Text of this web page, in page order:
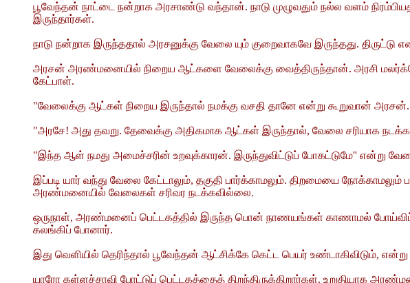
பூவேந்தன் நாட்டை நன்றாக அரசாண்டு வந்தான். நாடு முழுவதும் நல்ல வளம்
இருந்தார்கள்.
நாடு நன்றாக இருந்ததால் அரசனுக்கு வேலை யும் குறைவாகவே இருந்தது.
அரசன் அரண்மனையில் நிறைய ஆட்களை வேலைக்கு வைத்திருந்தான். அரசி
கேட்பாள்.
"வேலைக்கு ஆட்கள் நிறைய இருந்தால் நமக்கு வசதி தானே என்று கூறுவான் அரசன்.
"அரசே! அது தவறு. தேவைக்கு அதிகமாக ஆட்கள் இருந்தால், வேலை சரியாக
"இந்த ஆள் நமது அமைச்சரின் உறவுக்காரன். இருந்துவிட்டுப் போகட்டுமே'' என்று
இப்படி யார் வந்து வேலை கேட்டாலும், தகுதி பார்க்காமலும். திறமையை
அரண்மனையில் வேலைகள் சரிவர நடக்கவில்லை.
ஒருநாள், அரண்மனைப் பெட்டகத்தில் இருந்த பொன் நாணயங்கள் காணாமல்
கலங்கிப் போனார்.
இது வெளியில் தெரிந்தால் பூவேந்தன் ஆட்சிக்கே கெட்ட பெயர் உண்டாகிவிடும்,
யாரோ கள்ளச்சாவி போட்டுப் பெட்டகத்தைத் திறந்திருக்கிறார்கள். உறுதியாக